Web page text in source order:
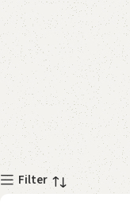
Filter